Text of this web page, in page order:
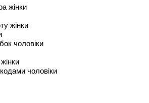
жiнки
жiнки
чоловiки
чоловiки